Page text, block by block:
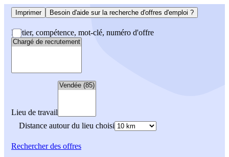
Imprimer Besoin d'aide sur la recherche d'offres d'emploi ?
Métier, compétence, mot-clé, numéro d'offre
Lieu de travail
Distance autour du lieu choisi
Rechercherdes offres